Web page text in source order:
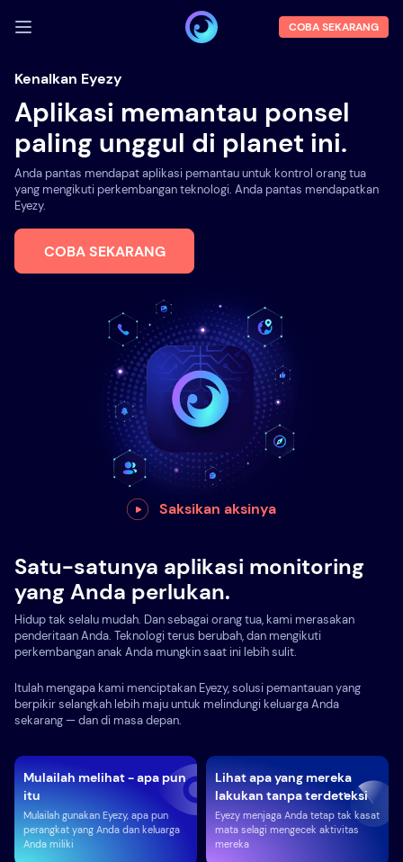
MASUK
Demo
Fitur
Tentang kami
COBA SEKARANG
Kenalkan Eyezy
Aplikasi memantau ponsel
paling unggul di planet ini.
Anda pantas mendapat aplikasi pemantau untuk kontrol orang tua
yang mengikuti perkembangan teknologi. Anda pantas mendapatkan
Eyezy.
COBA SEKARANG
Saksikan aksinya
Satu-satunya aplikasi monitoring
yang Anda perlukan.
Hidup tak selalu mudah. Dan sebagai orang tua, kami merasakan
penderitaan Anda. Teknologi terus berubah, dan mengikuti
perkembangan anak Anda mungkin saat ini lebih sulit.
Itulah mengapa kami menciptakan Eyezy, solusi pemantauan yang
berpikir selangkah lebih maju untuk melindungi keluarga Anda
sekarang — dan di masa depan.
Mulailah melihat - apa pun
itu
Mulailah gunakan Eyezy, apa pun
perangkat yang Anda dan keluarga
Anda miliki
Lihat apa yang mereka
lakukan tanpa terdeteksi
Eyezy menjaga Anda tetap tak kasat
mata selagi mengecek aktivitas
mereka